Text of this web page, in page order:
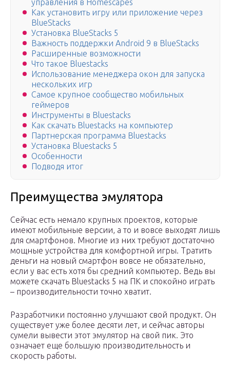
управления в Homescapes
Как установить игру или приложение через
BlueStacks
Установка BlueStacks 5
Важность поддержки Android 9 в BlueStacks
Расширенные возможности
Что такое Bluestacks
Использование менеджера окон для запуска
нескольких игр
Самое крупное сообщество мобильных
геймеров
Инструменты в Bluestacks
Как скачать Bluestacks на компьютер
Партнерская программа Bluestacks
Установка Bluestacks 5
Особенности
Подводя итог
Преимущества эмулятора
Сейчас есть немало крупных проектов, которые
имеют мобильные версии, а то и вовсе выходят лишь
для смартфонов. Многие из них требуют достаточно
мощные устройства для комфортной игры. Тратить
деньги на новый смартфон вовсе не обязательно,
если у вас есть хотя бы средний компьютер. Ведь вы
можете скачать Bluestacks 5 на ПК и спокойно играть
– производительности точно хватит.
Разработчики постоянно улучшают свой продукт. Он
существует уже более десяти лет, и сейчас авторы
сумели вывести этот эмулятор на свой пик. Это
означает еще большую производительность и
скорость работы.